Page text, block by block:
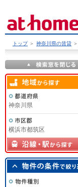
トップ ＞ 神奈川県の賃貸 ＞
神奈川県
横浜市都筑区